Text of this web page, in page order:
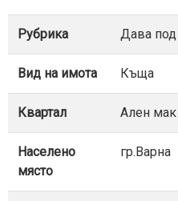
Рубрика Дава
Вид на имота Къща
Квартал Ален мак
Населено
място
гр.Варна